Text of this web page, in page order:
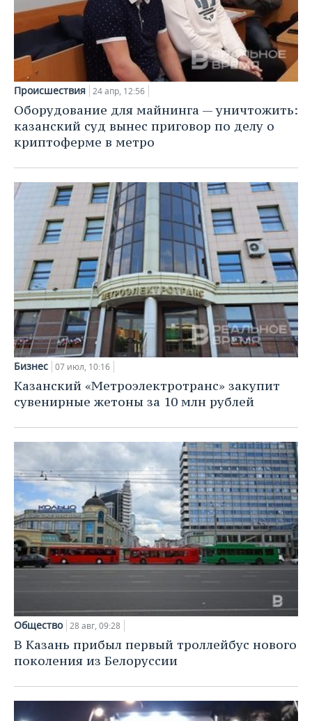
Происшествия 24 апр, 12:56
Оборудование для майнинга — уничтожить:
казанский суд вынес приговор по делу о
криптоферме в метро
Бизнес 07 июл, 10:16
Казанский «Метроэлектротранс» закупит
сувенирные жетоны за 10 млн рублей
Общество 28 авг, 09:28
В Казань прибыл первый троллейбус нового
поколения из Белоруссии